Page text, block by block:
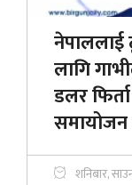
नेपाललाई
लागि
डलर
समायोजन
शनिबार,